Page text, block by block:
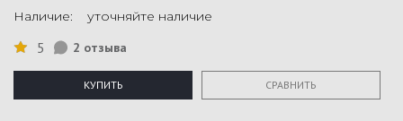
Наличие: уточняйте наличие
5 2 отзыва
КУПИТЬ СРАВНИТЬ